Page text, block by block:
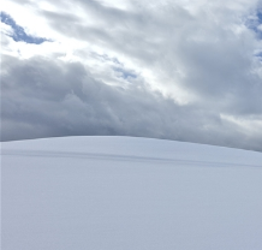
니다. 이번 여행은 중3 ..